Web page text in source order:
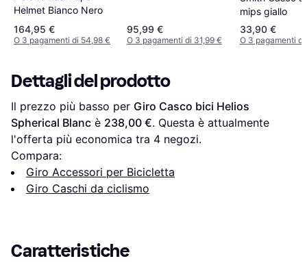
Helmet Bianco Nero
164,95 €
O 3 pagamenti di 54,98 €
95,99 €
O 3 pagamenti di 31,99 €
mips giallo
33,90 €
O 3 pagamenti di
Dettagli del prodotto
Il prezzo più basso per Giro Casco bici Helios
Spherical Blanc è 238,00 €. Questa è attualmente
l'offerta più economica tra 4 negozi.
Compara:
Giro Accessori per Bicicletta
Giro Caschi da ciclismo
Caratteristiche